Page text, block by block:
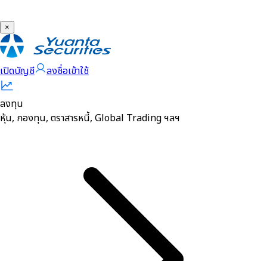
×
เปิดบัญชี ลงชื่อเข้าใช้
ลงทุน
หุ้น, กองทุน, ตราสารหนี้, Global Trading ฯลฯ